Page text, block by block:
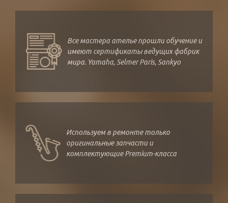
Все мастера ателье прошли обучение и
имеют сертификаты ведущих фабрик
мира. Yamaha, Selmer Paris, Sankyo
Используем в ремонте только
оригинальные запчасти и
комплектующие Premium-класса